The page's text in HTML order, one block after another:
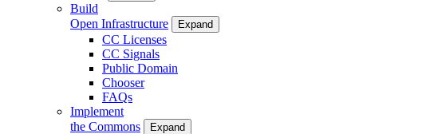
Build
Open Infrastructure
Expand
CC Licenses
CC Signals
Public Domain
Chooser
FAQs
Implement
the Commons
Expand